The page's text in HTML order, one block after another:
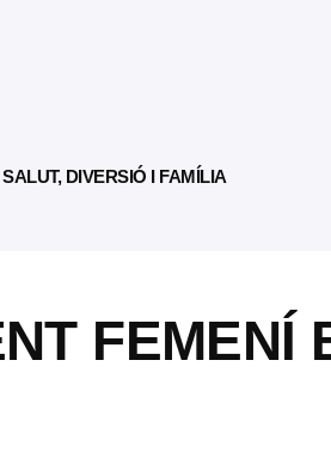
DIVERSIÓ I FAMÍLIA
FEMENÍ